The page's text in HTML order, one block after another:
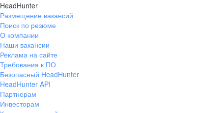
HeadHunter
Размещение вакансий
Поиск по резюме
О компании
Наши вакансии
Реклама на сайте
Требования к ПО
Безопасный HeadHunter
HeadHunter API
Партнерам
Инвесторам